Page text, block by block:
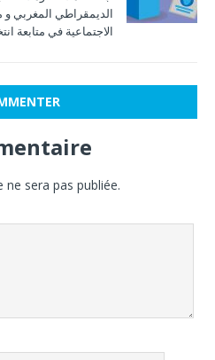
الديمقراطي المغربي و
الاجتماعية في متابعة
ne sera pas publiée.